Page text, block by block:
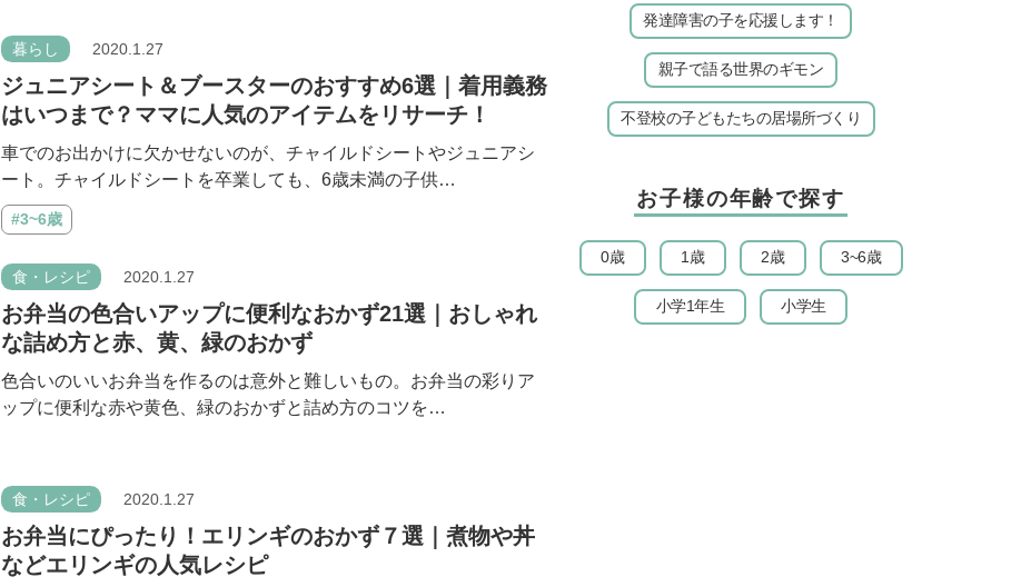
暮らし 2020.1.27
ジュニアシート＆ブースターのおすすめ6選｜着用義務
はいつまで？ママに人気のアイテムをリサーチ！
車でのお出かけに欠かせないのが、チャイルドシートやジュニアシ
ート。チャイルドシートを卒業しても、6歳未満の子供…
#3~6歳
食・レシピ 2020.1.27
お弁当の色合いアップに便利なおかず21選｜おしゃれ
な詰め方と赤、黄、緑のおかず
色合いのいいお弁当を作るのは意外と難しいもの。お弁当の彩りア
ップに便利な赤や黄色、緑のおかずと詰め方のコツを…
食・レシピ 2020.1.27
お弁当にぴったり！エリンギのおかず７選｜煮物や丼
などエリンギの人気レシピ
発達障害の子を応援します！
親子で語る世界のギモン
不登校の子どもたちの居場所づくり
お子様の年齢で探す
0歳 1歳 2歳 3~6歳
小学1年生 小学生